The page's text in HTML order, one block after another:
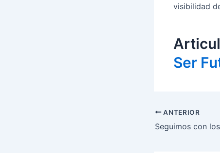
visibilidad
Ser
Navegació
d'entrades
ANTERIOR